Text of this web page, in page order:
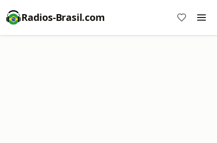
Radios-Brasil.com